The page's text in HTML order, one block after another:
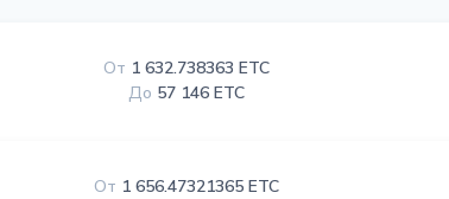
От 1 632.738363 ETC
До 57 146 ETC
От 1 656.47321365 ETC